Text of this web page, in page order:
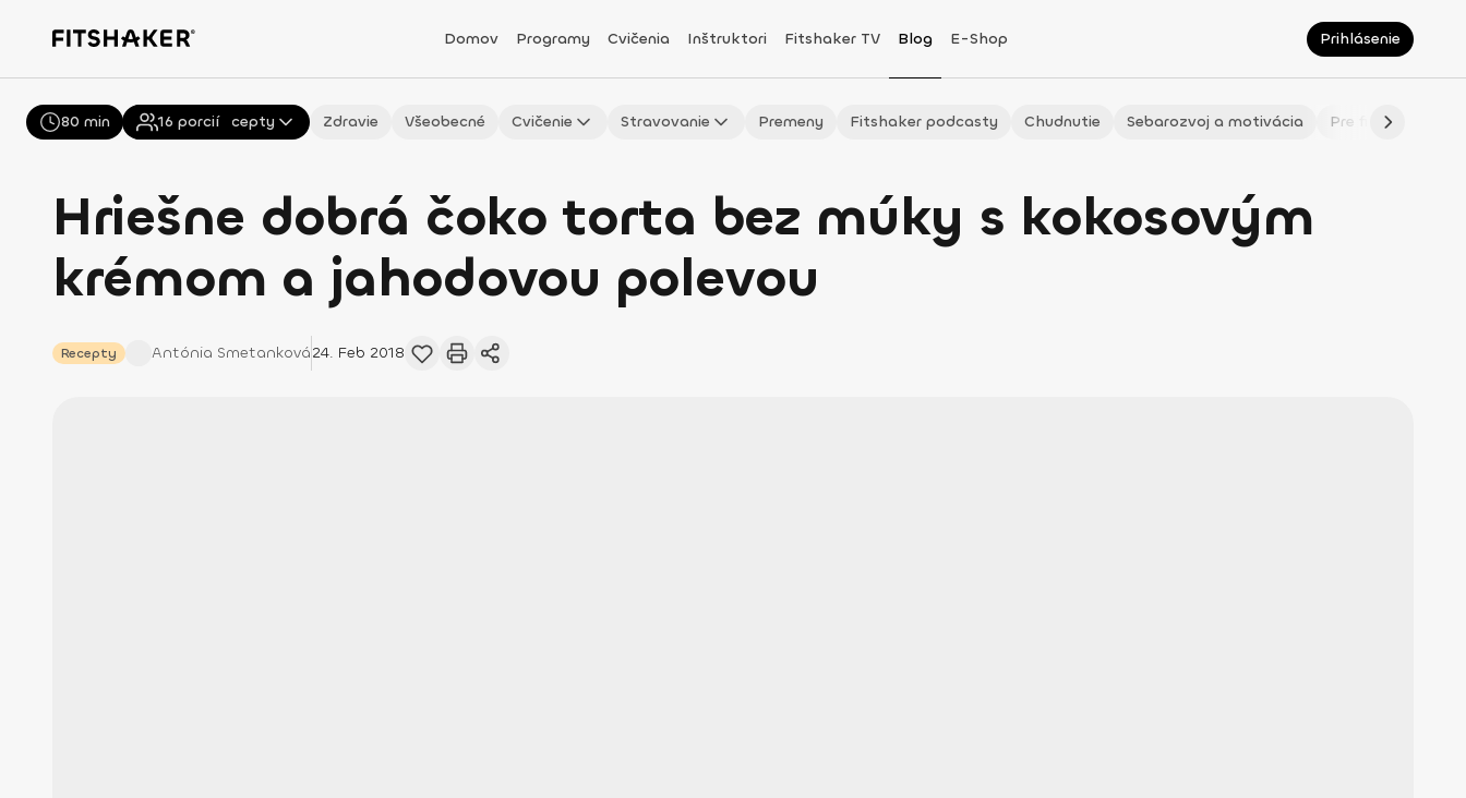
Domov Programy Cvičenia Inštruktori Fitshaker TV Blog E-Shop Prihlásenie
Všetky Recepty Zdravie Všeobecné Cvičenie Stravovanie Premeny Fitshaker podcasty Chudnutie Sebarozvoj a motivácia Pre fitmaminky
Hriešne dobrá čoko torta bez múky s kokosovým
krémom a jahodovou polevou
Recepty Antónia Smetanková24. Feb 2018
80 min 16 porcií